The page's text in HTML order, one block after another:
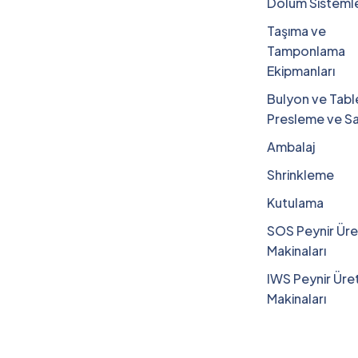
Taşıma ve
Tamponlama
Ekipmanları
Bulyon ve
Presleme ve
Ambalaj
Shrinkleme
Kutulama
SOS Peynir
Makinaları
IWS Peynir
Makinaları